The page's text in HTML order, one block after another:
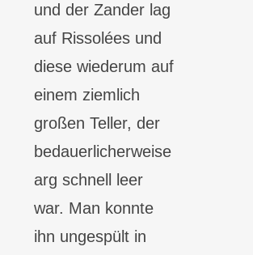
und der Zander lag
auf Rissolées und
diese wiederum auf
einem ziemlich
großen Teller, der
bedauerlicherweise
arg schnell leer
war. Man konnte
ihn ungespült in